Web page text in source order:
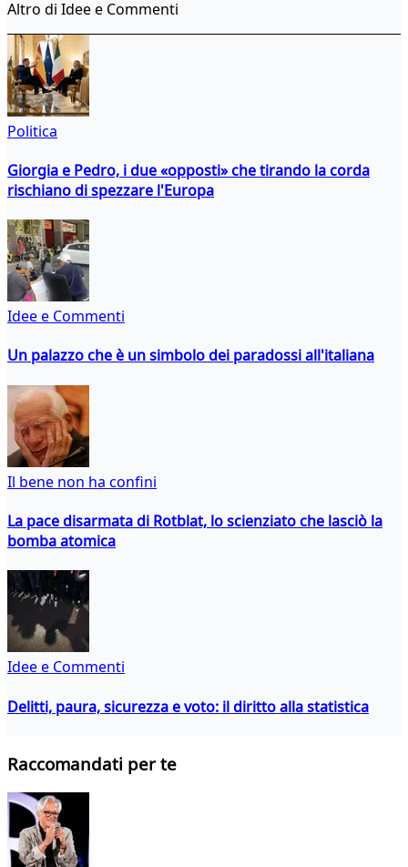
Altro di Idee e Commenti
Politica
Giorgia e Pedro, i due «opposti» che tirando la corda
rischiano di spezzare l'Europa
Idee e Commenti
Un palazzo che è un simbolo dei paradossi all'italiana
Il bene non ha confini
La pace disarmata di Rotblat, lo scienziato che lasciò la
bomba atomica
Idee e Commenti
Delitti, paura, sicurezza e voto: il diritto alla statistica
Raccomandati per te